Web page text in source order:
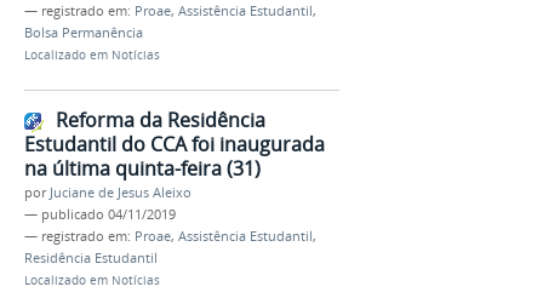
— registrado em: Proae, Assistência Estudantil,
Bolsa Permanência
Localizado em Notícias
Reforma da Residência
Estudantil do CCA foi inaugurada
na última quinta-feira (31)
por Juciane de Jesus Aleixo
— publicado 04/11/2019
— registrado em: Proae, Assistência Estudantil,
Residência Estudantil
Localizado em Notícias